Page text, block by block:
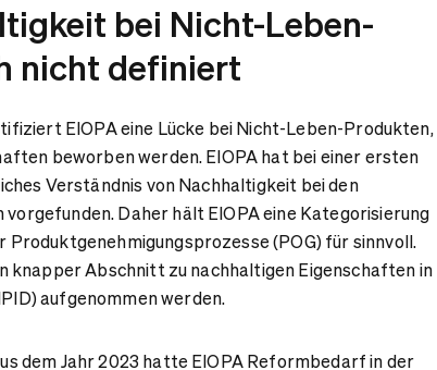
bei Nicht-Leben-
nicht definiert
EIOPA eine Lücke bei Nicht-Leben-Produkten,
beworben werden. EIOPA hat bei einer ersten
Verständnis von Nachhaltigkeit bei den
Daher hält EIOPA eine Kategorisierung
Produktgenehmigungsprozesse (POG) für sinnvoll.
knapper Abschnitt zu nachhaltigen Eigenschaften in
aufgenommen werden.
dem Jahr 2023 hatte EIOPA Reformbedarf in der